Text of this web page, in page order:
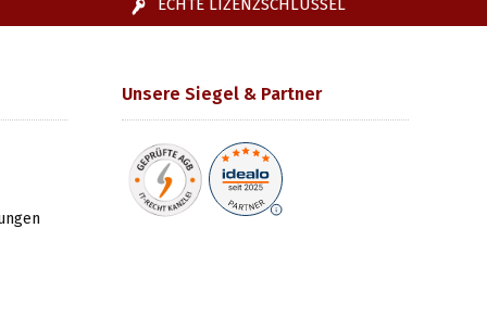
ECHTE LIZENZSCHLÜSSEL
Unsere Siegel & Partner